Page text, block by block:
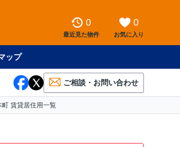
0
最近見た物件
0
お気に入り
ップ
ご相談・お問い合わせ
町 賃貸居住用一覧